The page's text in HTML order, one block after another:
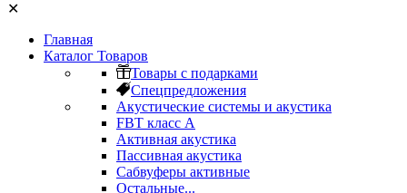
✕
Главная
Каталог Товаров
Товары с подарками
Спецпредложения
Акустические системы и акустика
FBT класс А
Активная акустика
Пассивная акустика
Сабвуферы активные
Остальные...